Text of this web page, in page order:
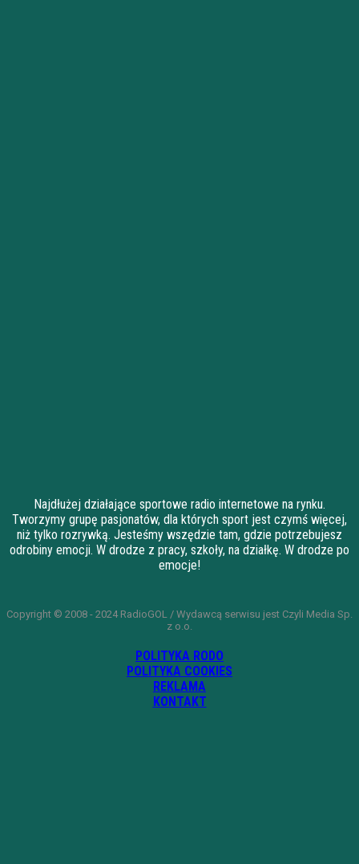
Najdłużej działające sportowe radio internetowe na rynku.
Tworzymy grupę pasjonatów, dla których sport jest czymś więcej,
niż tylko rozrywką. Jesteśmy wszędzie tam, gdzie potrzebujesz
odrobiny emocji. W drodze z pracy, szkoły, na działkę. W drodze po
emocje!
Copyright © 2008 - 2024 RadioGOL / Wydawcą serwisu jest Czyli Media Sp.
z o.o.
POLITYKA RODO
POLITYKA COOKIES
REKLAMA
KONTAKT